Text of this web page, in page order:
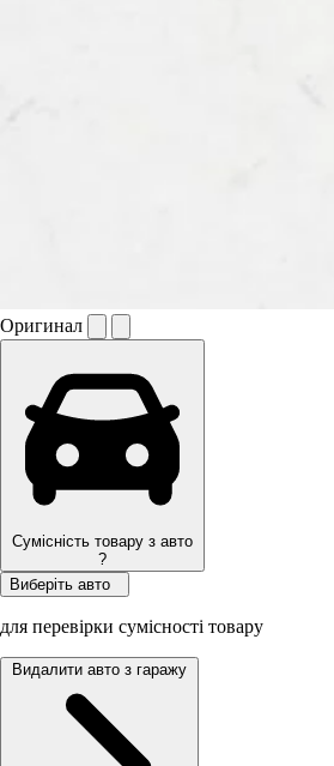
Оригинал
Сумісність товару з авто
?
Виберіть авто
для перевірки сумісності товару
Видалити авто з гаражу